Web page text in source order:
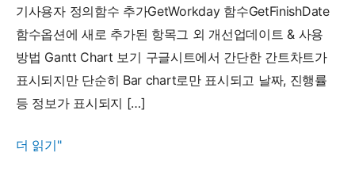
기사용자 정의함수 추가GetWorkday 함수GetFinishDate
함수옵션에 새로 추가된 항목그 외 개선업데이트 & 사용
방법 Gantt Chart 보기 구글시트에서 간단한 간트차트가
표시되지만 단순히 Bar chart로만 표시되고 날짜, 진행률
등 정보가 표시되지 […]
XLGantt
더 읽기"